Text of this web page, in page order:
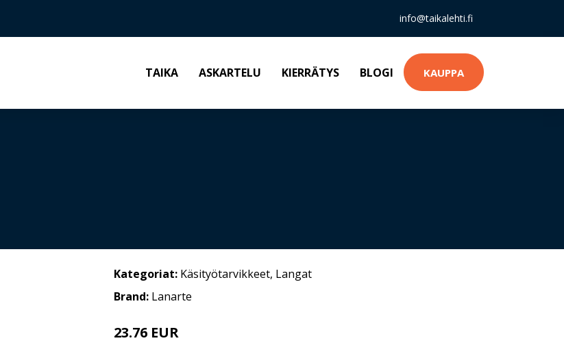
info@taikalehti.fi
TAIKA ASKARTELU KIERRÄTYS BLOGI KAUPPA
Kategoriat: Käsityötarvikkeet, Langat
Brand: Lanarte
23.76 EUR